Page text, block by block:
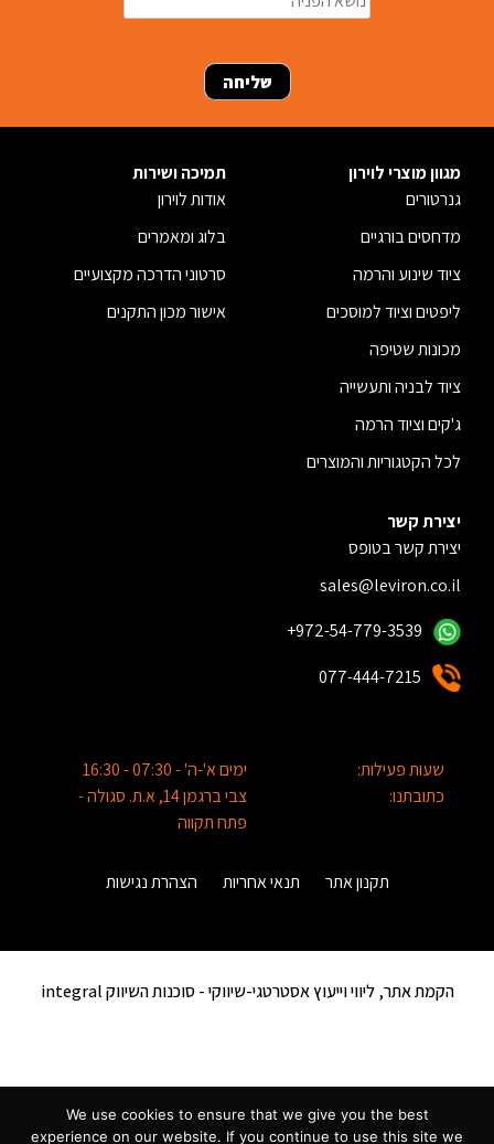
מגוון מוצרי לוירון
גנרטורים
מדחסים בורגיים
ציוד שינוע והרמה
ליפטים וציוד למוסכים
מכונות שטיפה
ציוד לבניה ותעשייה
ג'קים וציוד הרמה
לכל הקטגוריות והמוצרים
תמיכה ושירות
אודות לוירון
בלוג ומאמרים
סרטוני הדרכה מקצועיים
אישור מכון התקנים
יצירת קשר
יצירת קשר בטופס
sales@leviron.co.il
+972-54-779-3539
077-444-7215
שעות פעילות:
ימים א'-ה' - 07:30 - 16:30
כתובתנו:
צבי ברגמן 14, א.ת. סגולה -
פתח תקווה
תקנון אתר תנאי אחריות הצהרת נגישות
הקמת אתר, ליווי וייעוץ אסטרטגי-שיווקי -סוכנות השיווק integral
We use cookies to ensure that we give you the best
experience on our website. If you continue to use this site we